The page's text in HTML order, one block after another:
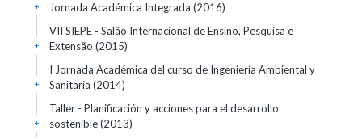
Jornada Académica Integrada (2016)
+
VII SIEPE - Salão Internacional de Ensino, Pesquisa e
Extensão (2015)
+
I Jornada Académica del curso de Ingeniería Ambiental y
Sanitaria (2014)
+
Taller - Planificación y acciones para el desarrollo
sostenible(2013)
+